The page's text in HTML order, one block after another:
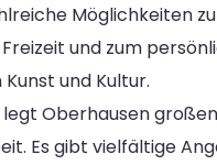
Möglichkeiten
und zum
und Kultur.
Oberhausen
Es gibt vielfältige